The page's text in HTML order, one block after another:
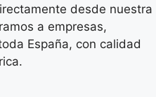
desde nuestra
a empresas,
España, con calidad